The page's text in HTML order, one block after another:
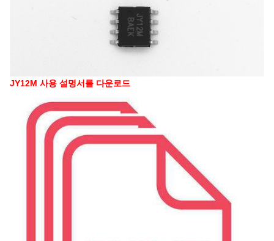
JY12M 사용 설명서를 다운로드